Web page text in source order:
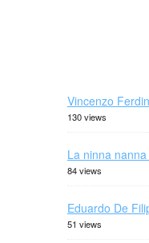
Vincenzo
130 views
La ninna
84 views
Eduardo De
51 views